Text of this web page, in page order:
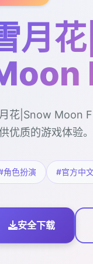
月
花|Snow Moon
优质的游戏体验。
角色扮演 #官方中
安全下载